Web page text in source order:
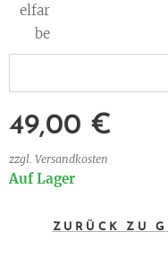
elfar
be
49,00 €
zzgl. Versandkosten
Auf Lager
ZURÜCK ZU